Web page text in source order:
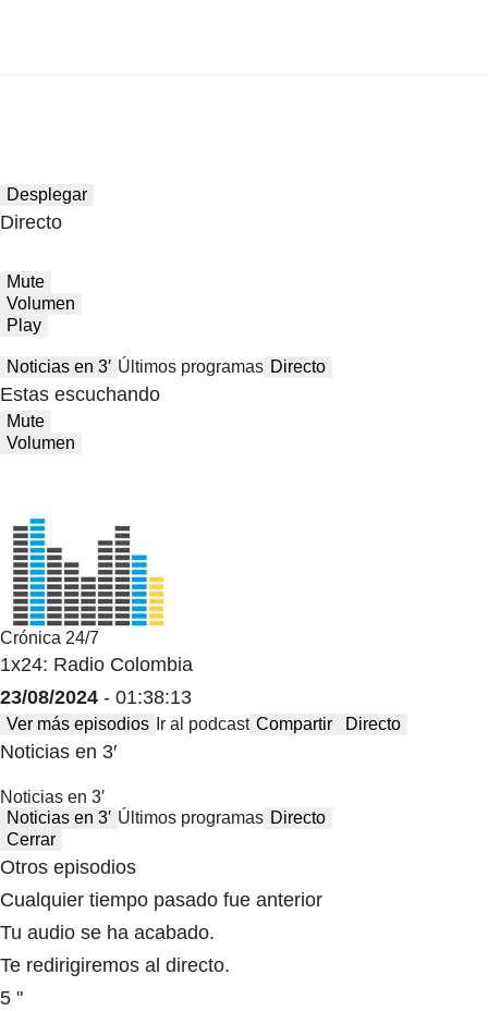
Desplegar
Directo
Mute
Volumen
Play
Noticias en 3′ Últimos programas Directo
Estas escuchando
Mute
Volumen
Crónica 24/7
1x24: Radio Colombia
23/08/2024 - 01:38:13
Ver más episodios Ir al podcast Compartir Directo
Noticias en 3′
Noticias en 3′
Noticias en 3′ Últimos programas Directo
Cerrar
Otros episodios
Cualquier tiempo pasado fue anterior
Tu audio se ha acabado.
Te redirigiremos al directo.
5 "